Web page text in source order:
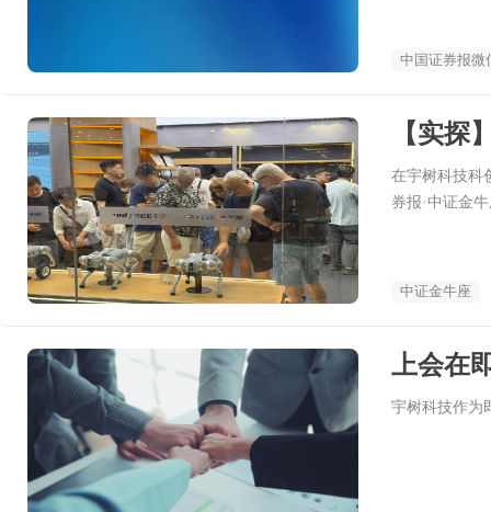
中国证券报微
【实探
在宇树科技科
券报·中证金
中证金牛座
上会在
宇树科技作为